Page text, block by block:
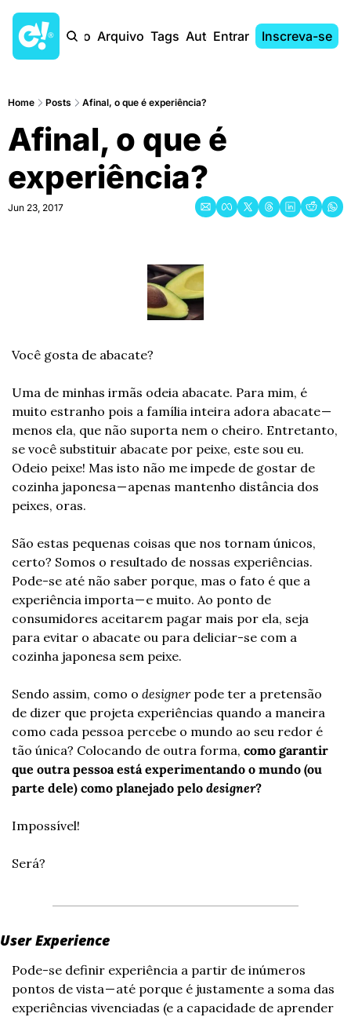
Início Arquivo Tags AutoresEntrar Inscreva-se
Home Posts Afinal, o que é experiência?
Afinal, o que é
experiência?
Jun 23, 2017
Você gosta de abacate?
Uma de minhas irmãs odeia abacate. Para mim, é
muito estranho pois a família inteira adora abacate —
menos ela, que não suporta nem o cheiro. Entretanto,
se você substituir abacate por peixe, este sou eu.
Odeio peixe! Mas isto não me impede de gostar de
cozinha japonesa — apenas mantenho distância dos
peixes, oras.
São estas pequenas coisas que nos tornam únicos,
certo? Somos o resultado de nossas experiências.
Pode-se até não saber porque, mas o fato é que a
experiência importa — e muito. Ao ponto de
consumidores aceitarem pagar mais por ela, seja
para evitar o abacate ou para deliciar-se com a
cozinha japonesa sem peixe.
Sendo assim, como o designer pode ter a pretensão
de dizer que projeta experiências quando a maneira
como cada pessoa percebe o mundo ao seu redor é
tão única? Colocando de outra forma, como garantir
que outra pessoa está experimentando o mundo (ou
parte dele) como planejado pelo designer?
Impossível!
Será?
User Experience
Pode-se definir experiência a partir de inúmeros
pontos de vista — até porque é justamente a soma das
experiências vivenciadas (e a capacidade de aprender